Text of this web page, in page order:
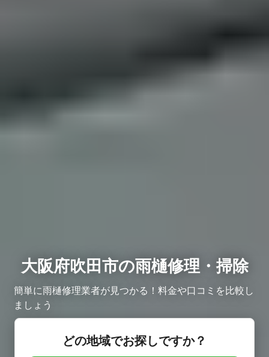
大阪府吹田市の雨樋修理・掃除
簡単に雨樋修理業者が見つかる！料金や口コミを比較し
ましょう
どの地域でお探しですか？